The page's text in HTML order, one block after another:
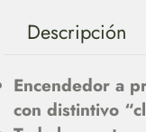
Descripción
Encendedor a
con distintivo